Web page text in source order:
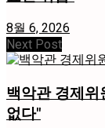
8월 6, 2026
Next Post
백악관 경제위
없다"